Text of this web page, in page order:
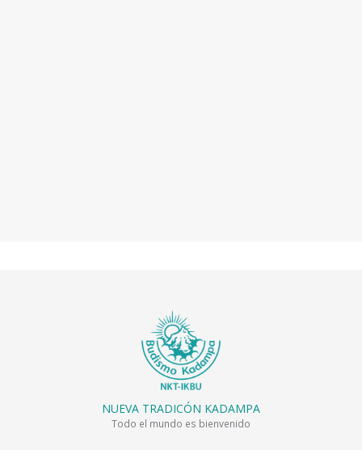
NUEVA TRADICÓN KADAMPA
Todo el mundo es bienvenido